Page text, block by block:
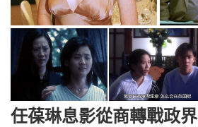
任葆琳息影從商轉戰政界